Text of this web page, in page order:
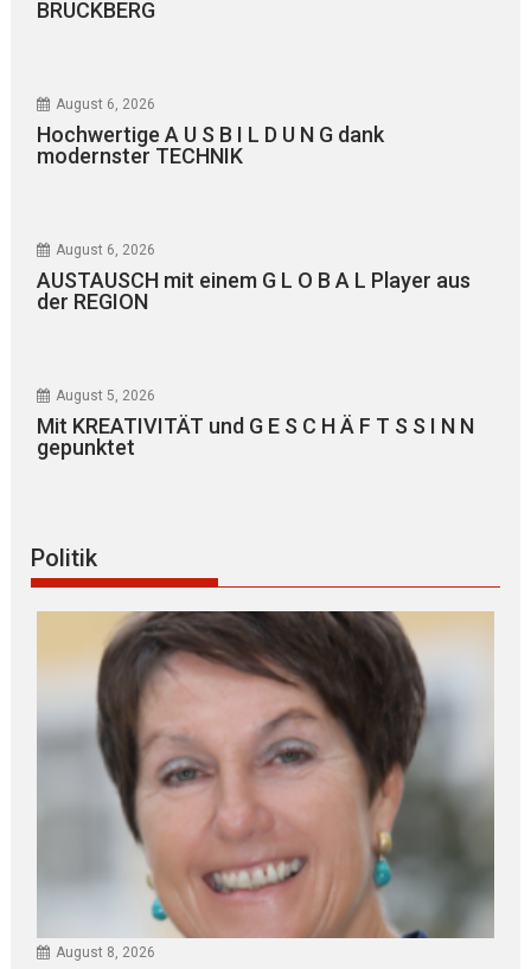
BRUCKBERG
August 6, 2026
Hochwertige A U S B I L D U N G dank
modernster TECHNIK
August 6, 2026
AUSTAUSCH mit einem G L O B A L Player aus
der REGION
August 5, 2026
Mit KREATIVITÄT und G E S C H Ä F T S S I N N
gepunktet
Politik
August 8, 2026